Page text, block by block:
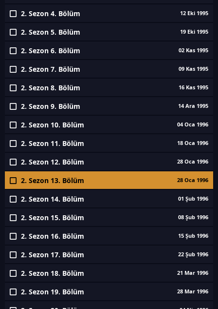
2. Sezon 4. Bölüm 12 Eki 1995
2. Sezon 5. Bölüm 19 Eki 1995
2. Sezon 6. Bölüm 02 Kas 1995
2. Sezon 7. Bölüm 09 Kas 1995
2. Sezon 8. Bölüm 16 Kas 1995
2. Sezon 9. Bölüm 14 Ara 1995
2. Sezon 10. Bölüm 04 Oca 1996
2. Sezon 11. Bölüm 18 Oca 1996
2. Sezon 12. Bölüm 28 Oca 1996
2. Sezon 13. Bölüm 28 Oca 1996
2. Sezon 14. Bölüm 01 Şub 1996
2. Sezon 15. Bölüm 08 Şub 1996
2. Sezon 16. Bölüm 15 Şub 1996
2. Sezon 17. Bölüm 22 Şub 1996
2. Sezon 18. Bölüm 21 Mar 1996
2. Sezon 19. Bölüm 28 Mar 1996